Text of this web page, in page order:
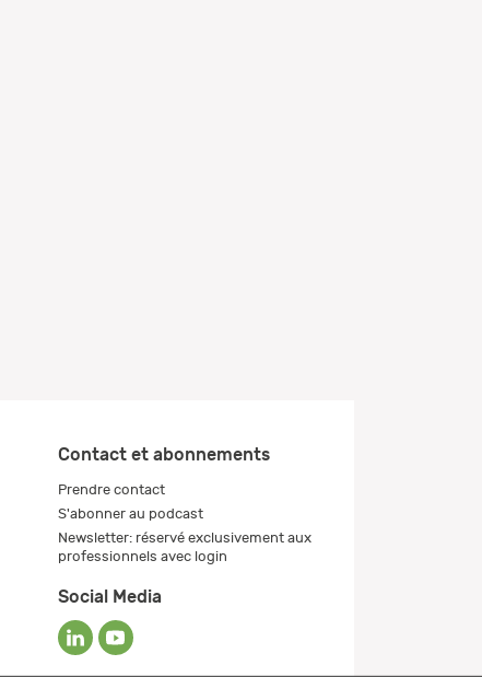
Contact et abonnements
Prendre contact
S'abonner au podcast
Newsletter: réservé exclusivement aux
professionnels avec login
Social Media